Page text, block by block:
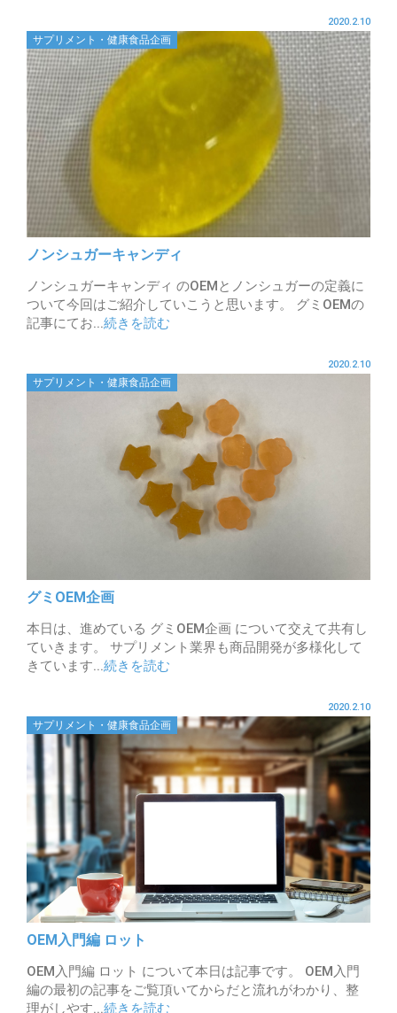
サプリメント・健康食品企画
2020.2.10
ノンシュガーキャンディ
ノンシュガーキャンディ のOEMとノンシュガーの定義に
ついて今回はご紹介していこうと思います。 グミOEMの
記事にてお...続きを読む
サプリメント・健康食品企画
2020.2.10
グミOEM企画
本日は、進めている グミOEM企画 について交えて共有し
ていきます。 サプリメント業界も商品開発が多様化して
きています...続きを読む
サプリメント・健康食品企画
2020.2.10
OEM入門編 ロット
OEM入門編 ロット について本日は記事です。 OEM入門
編の最初の記事をご覧頂いてからだと流れがわかり、整
理がしやす...続きを読む